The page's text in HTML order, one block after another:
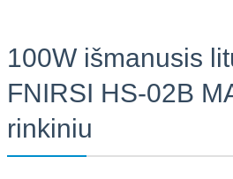
100W išmanusis
FNIRSI HS-02B
rinkiniu